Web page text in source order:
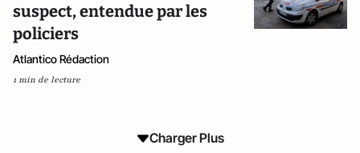
suspect, entendue par les
policiers
Atlantico Rédaction
1 min de lecture
Charger Plus